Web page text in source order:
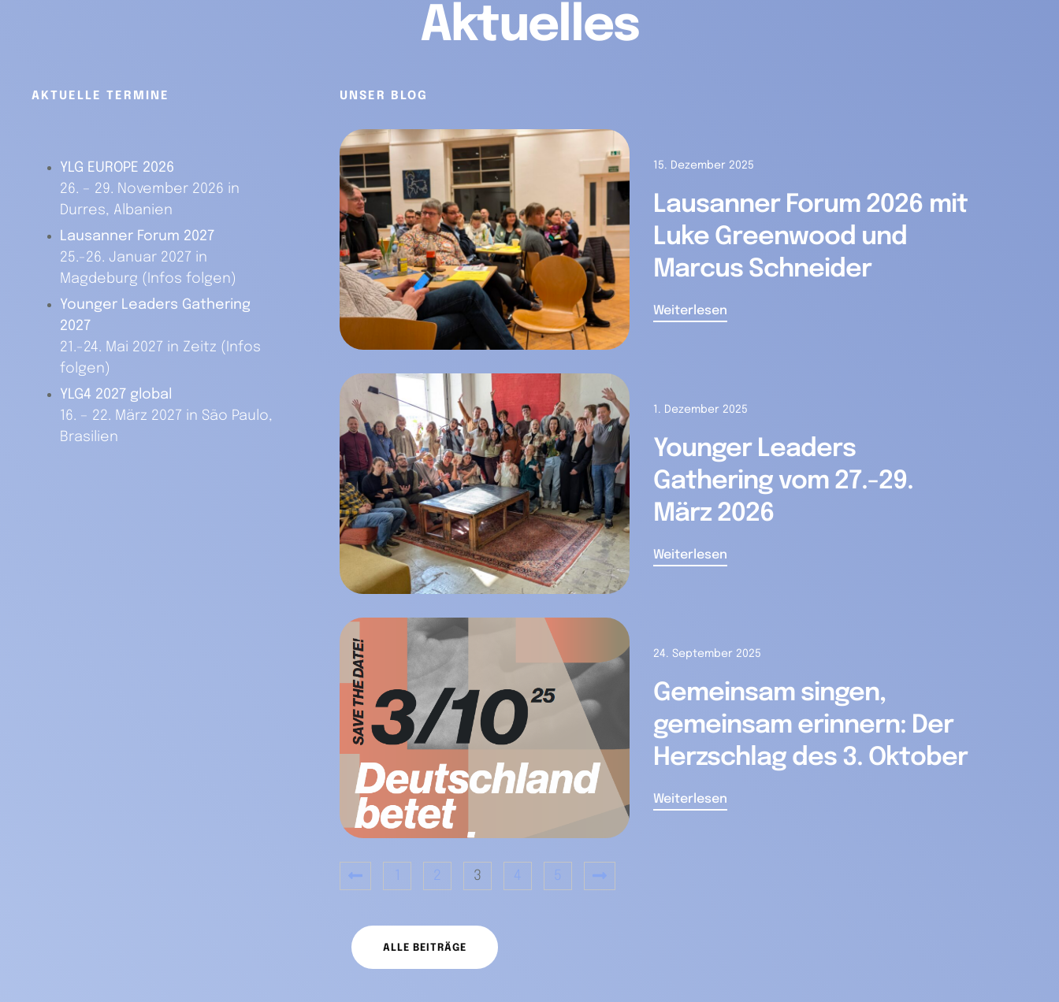
Aktuelles
AKTUELLE TERMINE
YLG EUROPE 2026
26. – 29. November 2026 in
Durres, Albanien
Lausanner Forum 2027
25.-26. Januar 2027 in
Magdeburg (Infos folgen)
Younger Leaders Gathering
2027
21.-24. Mai 2027 in Zeitz (Infos
folgen)
YLG4 2027 global
16. – 22. März 2027 in São Paulo,
Brasilien
UNSER BLOG
15. Dezember 2025
Lausanner Forum 2026 mit
Luke Greenwood und
Marcus Schneider
Weiterlesen
1. Dezember 2025
Younger Leaders
Gathering vom 27.-29.
März 2026
Weiterlesen
24. September 2025
Gemeinsam singen,
gemeinsam erinnern: Der
Herzschlag des 3. Oktober
Weiterlesen
2 3 4 5
ALLE BEITRÄGE